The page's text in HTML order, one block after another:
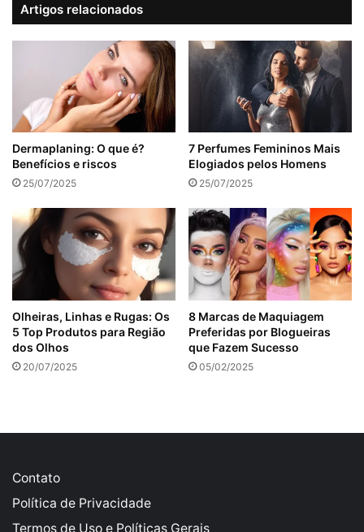
Artigos relacionados
Dermaplaning: O que é?
Benefícios e riscos
25/07/2025
7 Perfumes Femininos Mais
Elogiados pelos Homens
25/07/2025
Olheiras, Linhas e Rugas: Os
5 Top Produtos para Região
dos Olhos
20/07/2025
8 Marcas de Maquiagem
Preferidas por Blogueiras
que Fazem Sucesso
05/02/2025
Contato
Política de Privacidade
Termos de Uso e Políticas Gerais